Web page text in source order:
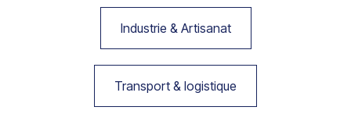
Industrie & Artisanat
Transport & logistique